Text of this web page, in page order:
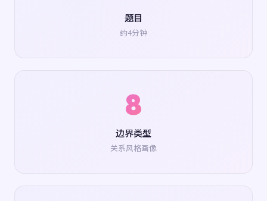
题目
约4分钟
8
边界类型
关系风格画像